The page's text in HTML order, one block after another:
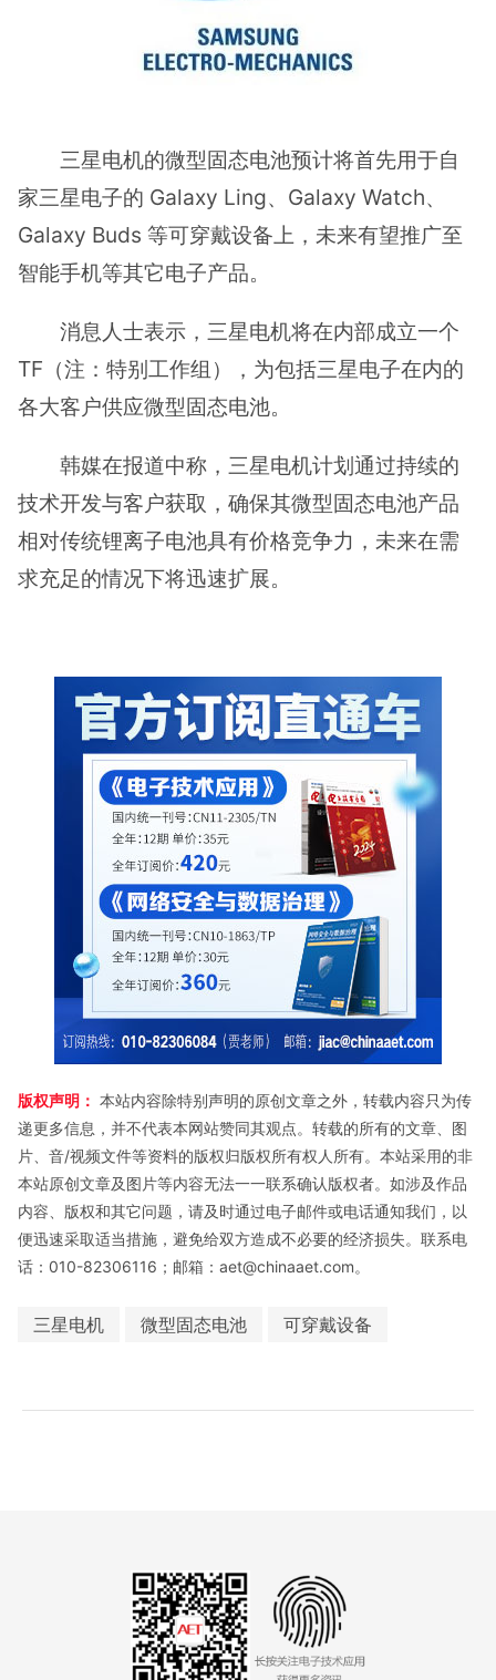
三星电机的微型固态电池预计将首先用于自
家三星电子的 Galaxy Ling、Galaxy Watch、
Galaxy Buds 等可穿戴设备上，未来有望推广至
智能手机等其它电子产品。
消息人士表示，三星电机将在内部成立一个
TF（注：特别工作组），为包括三星电子在内的
各大客户供应微型固态电池。
韩媒在报道中称，三星电机计划通过持续的
技术开发与客户获取，确保其微型固态电池产品
相对传统锂离子电池具有价格竞争力，未来在需
求充足的情况下将迅速扩展。
版权声明： 本站内容除特别声明的原创文章之外，转载内容只为传
递更多信息，并不代表本网站赞同其观点。转载的所有的文章、图
片、音/视频文件等资料的版权归版权所有权人所有。本站采用的非
本站原创文章及图片等内容无法一一联系确认版权者。如涉及作品
内容、版权和其它问题，请及时通过电子邮件或电话通知我们，以
便迅速采取适当措施，避免给双方造成不必要的经济损失。联系电
话：010-82306116；邮箱：aet@chinaaet.com。
三星电机 微型固态电池 可穿戴设备